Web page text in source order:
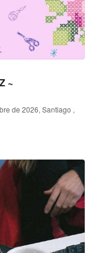
~
de 2026, Santiago ,